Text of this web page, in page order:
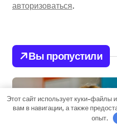
авторизоваться.
Вы пропустили
Бизнес советник
Этот сайт использует куки-файлы
вам в навигации, а также
опыт.